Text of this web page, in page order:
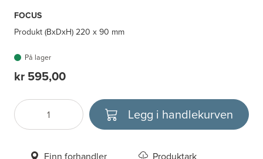
FOCUS
Produkt (BxDxH) 220 x 90 mm
På lager
kr 595,00
Antall
Velg enhet Legg i handlekurven
Finn forhandler Produktark